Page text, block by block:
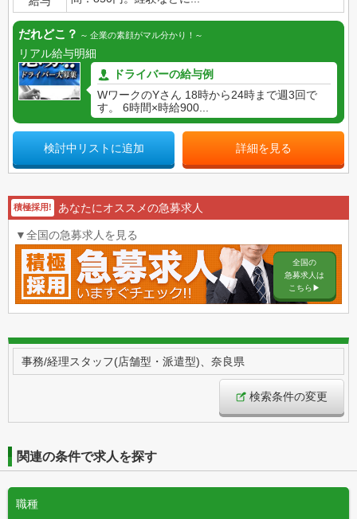
だれどこ？ 企業の素顔がマル分かり！
リアル給与明細
ドライバーの給与例
WワークのYさん 18時から24時まで週3回で
す。 6時間×時給900...
検討中リストに追加 詳細を見る
積極採用! あなたにオススメの急募求人
▼全国の急募求人を見る
全国の
急募求人は
こちら▶︎
事務/経理スタッフ(店舗型・派遣型)、奈良県
検索条件の変更
関連の条件で求人を探す
職種